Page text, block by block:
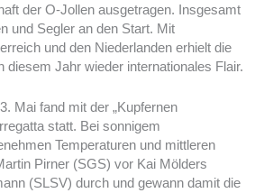
der O-Jollen ausgetragen. Insgesamt
und Segler an den Start. Mit
und den Niederlanden erhielt die
diesem Jahr wieder internationales Flair.
Mai fand mit der „Kupfernen
statt. Bei sonnigem
Temperaturen und mittleren
Pirner (SGS) vor Kai Mölders
(SLSV) durch und gewann damit die